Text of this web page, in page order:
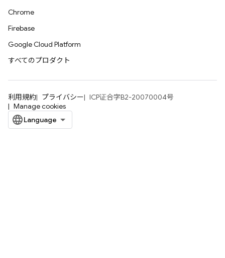
Chrome
Firebase
Google Cloud Platform
すべてのプロダクト
利用規約 プライバシー
ICP证合字B2-20070004号
Manage cookies